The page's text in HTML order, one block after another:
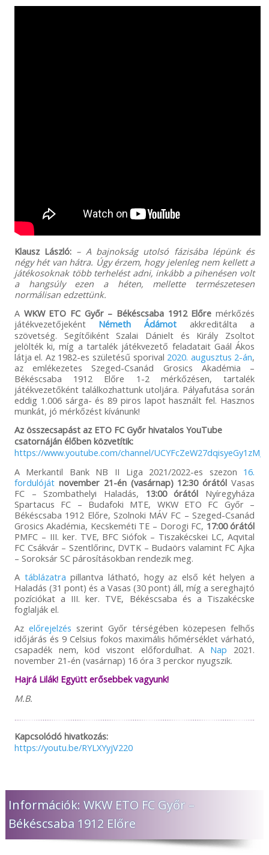
Klausz László: – A bajnokság utolsó fázisába lépünk és
négy hét van hátra. Úgy érzem, hogy jelenleg nem kellett a
játékosoknak több terhelést adni, inkább a pihenésen volt
a hangsúly ezen a héten, mellette természetesen
normálisan edzettünk.
A WKW ETO FC Győr – Békéscsaba 1912 Előremérkőzés
játékvezetőjeként Németh Ádámot akkreditálta a
szövetség. Segítőiként Szalai Dánielt és Király Zsoltot
jelölték ki, míg a tartalék játékvezető feladatait Gaál Ákos
látja el. Az 1982-es születésű sporival 2020. augusztus 2-án,
az emlékezetes Szeged-Csanád Grosics Akadémia –
Békéscsaba 1912 Előre 1-2 mérkőzésen, tartalék
játékvezetőként találkozhattunk utoljára. Pályafutása során
eddig 1.006 sárga- és 89 piros lapot használt fel. Hasznos
munkát, jó mérkőzést kívánunk!
Az összecsapást az ETO FC Győr hivatalos YouTube
csatornáján élőben közvetítik:
https://www.youtube.com/channel/
A Merkantil Bank NB II Liga 2021/2022-es szezon 16.
fordulóját november 21-én (vasárnap) 12:30 órától Vasas
FC – Szombathelyi Haladás, 13:00 órától Nyíregyháza
Spartacus FC – Budafoki MTE, WKW ETO FC Győr –
Békéscsaba 1912 Előre, Szolnoki MÁV FC – Szeged-Csanád
Grosics Akadémia, Kecskeméti TE – Dorogi FC, 17:00 órától
PMFC – III. ker. TVE, BFC Siófok – Tiszakécskei LC, Aqvital
FC Csákvár – Szentlőrinc, DVTK – Budaörs valamint FC Ajka
– Soroksár SC párosításokban rendezik meg.
A táblázatra pillantva látható, hogy az első két helyen a
Haladás (31 pont) és a Vasas (30 pont) áll, míg a sereghajtó
pozíciókat a III. ker. TVE, Békéscsaba és a Tiszakécske
foglalják el.
Az előrejelzés szerint Győr térségében közepesen felhős
időjárás és 9 Celsius fokos maximális hőmérséklet várható,
csapadék nem, köd viszont előfordulhat. A Nap 2021.
november 21-én (vasárnap) 16 óra 3 perckor nyugszik.
Hajrá Lilák! Együtt erősebbek vagyunk!
M.B.
Kapcsolódó hivatkozás:
https://youtu.be/RYLXYyjV220
Információk: WKW ETO FC Győr –
Békéscsaba 1912 Előre